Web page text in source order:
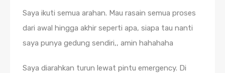
Saya ikuti semua arahan. Mau rasain semua proses
dari awal hingga akhir seperti apa, siapa tau nanti
saya punya gedung sendiri,, amin hahahaha
Saya diarahkan turun lewat pintu emergency. Di